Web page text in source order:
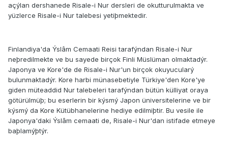
açýlan dershanede Risale-i Nur dersleri de okutturulmakta ve
yüzlerce Risale-i Nur talebesi yetiþmektedir.
Finlandiya'da Ýslâm Cemaati Reisi tarafýndan Risale-i Nur
neþredilmekte ve bu sayede birçok Finli Müslüman olmaktadýr.
Japonya ve Kore'de de Risale-i Nur'un birçok okuyucularý
bulunmaktadýr. Kore harbi münasebetiyle Türkiye'den Kore'ye
giden müteaddid Nur talebeleri tarafýndan bütün külliyat oraya
götürülmüþ; bu eserlerin bir kýsmý Japon üniversitelerine ve bir
kýsmý da Kore Kütübhanelerine hediye edilmiþtir. Bu vesile ile
Japonya'daki Ýslâm cemaati de, Risale-i Nur'dan istifade etmeye
baþlamýþtýr.